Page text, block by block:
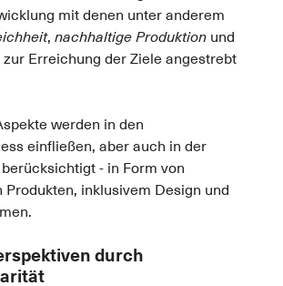
mit denen unter anderem
, nachhaltige Produktion und
zur Erreichung der Ziele angestrebt
werden in den
einfließen, aber auch in der
- in Form von
inklusivem Design und
durch